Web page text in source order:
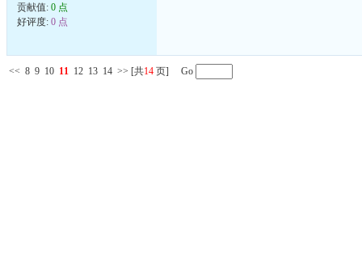
贡献值: 0 点
好评度: 0 点
<< 8 9 10 11 12 13 14 >> [共14 页] Go